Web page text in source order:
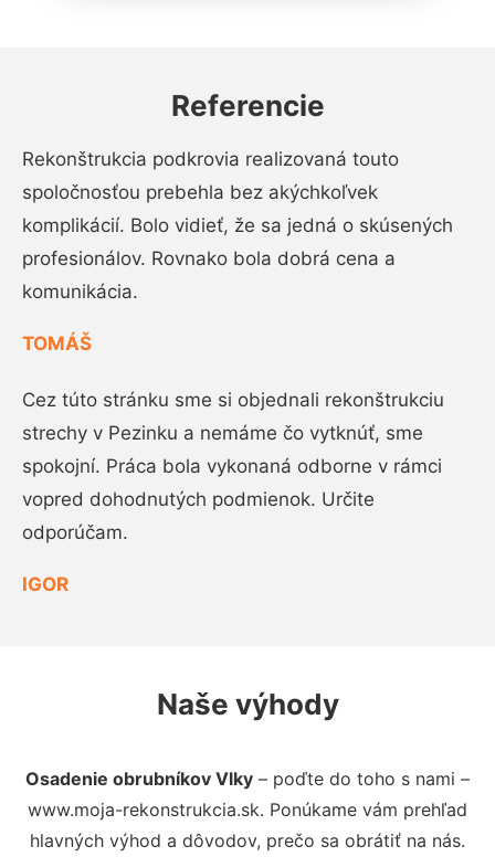
Referencie
Rekonštrukcia podkrovia realizovaná touto
spoločnosťou prebehla bez akýchkoľvek
komplikácií. Bolo vidieť, že sa jedná o skúsených
profesionálov. Rovnako bola dobrá cena a
komunikácia.
TOMÁŠ
Cez túto stránku sme si objednali rekonštrukciu
strechy v Pezinku a nemáme čo vytknúť, sme
spokojní. Práca bola vykonaná odborne v rámci
vopred dohodnutých podmienok. Určite
odporúčam.
IGOR
Naše výhody
Osadenie obrubníkov Vlky – poďte do toho s nami –
www.moja-rekonstrukcia.sk. Ponúkame vám prehľad
hlavných výhod a dôvodov, prečo sa obrátiť na nás.